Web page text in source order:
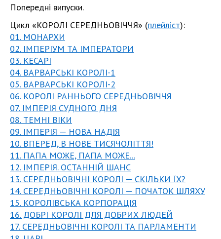
Попередні випуски.
Цикл «КОРОЛІ СЕРЕДНЬОВІЧЧЯ» (плейліст):
01. МОНАРХИ
02. ІМПЕРІУМ ТА ІМПЕРАТОРИ
03. КЕСАРІ
04. ВАРВАРСЬКІ КОРОЛІ-1
05. ВАРВАРСЬКІ КОРОЛІ-2
06. КОРОЛІ РАННЬОГО СЕРЕДНЬОВІЧЧЯ
07. ІМПЕРІЯ СУДНОГО ДНЯ
08. ТЕМНІ ВІКИ
09. ІМПЕРІЯ — НОВА НАДІЯ
10. ВПЕРЕД, В НОВЕ ТИСЯЧОЛІТТЯ!
11. ПАПА МОЖЕ, ПАПА МОЖЕ...
12. ІМПЕРІЯ. ОСТАННІЙ ШАНС
13. СЕРЕДНЬОВІЧНІ КОРОЛІ — СКІЛЬКИ ЇХ?
14. СЕРЕДНЬОВІЧНІ КОРОЛІ — ПОЧАТОК ШЛЯХУ
15. КОРОЛІВСЬКА КОРПОРАЦІЯ
16. ДОБРІ КОРОЛІ ДЛЯ ДОБРИХ ЛЮДЕЙ
17. СЕРЕДНЬОВІЧНІ КОРОЛІ ТА ПАРЛАМЕНТИ